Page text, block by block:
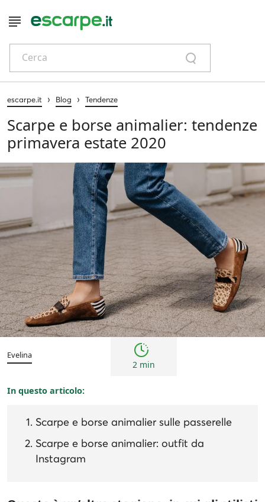
Cerca
escarpe.it › Blog › Tendenze
Scarpe e borse animalier: tendenze
primavera estate 2020
Tendenze
Evelina
2 min
In questo articolo:
Scarpe e borse animalier sulle passerelle
Scarpe e borse animalier: outfit da
Instagram